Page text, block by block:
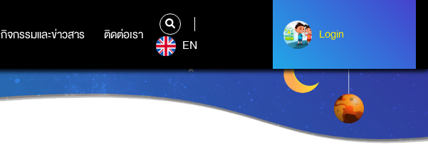
กิจกรรมและข่าวสาร ติดต่อเรา
กิจกรรมและข่าวสาร ติดต่อเรา
EN
Login
Albert Einstein